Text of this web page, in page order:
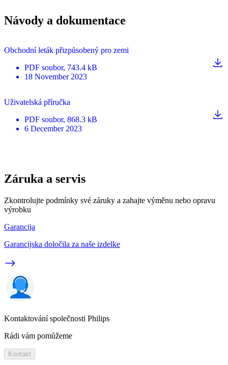
Návody a dokumentace
Obchodní leták přizpůsobený pro zemi
PDF soubor, 743.4 kB
18 November 2023
Uživatelská příručka
PDF soubor, 868.3 kB
6 December 2023
Záruka a servis
Zkontrolujte podmínky své záruky a zahajte výměnu nebo opravu
výrobku
Garancija
Garancijska določila za naše izdelke
Kontaktování společnosti Philips
Rádi vám pomůžeme
Kontakt